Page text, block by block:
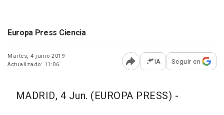
Europa Press Ciencia
Martes, 4 junio 2019
Actualizado: 11:06
Abrir opciones para
IA Seguir en
MADRID, 4 Jun. (EUROPA PRESS) -